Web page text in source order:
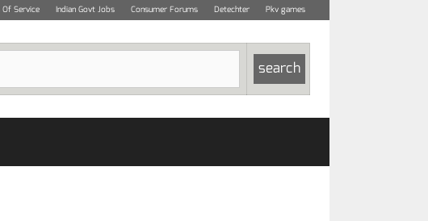
Service Indian Govt Jobs Consumer Forums Detechter Pkv games